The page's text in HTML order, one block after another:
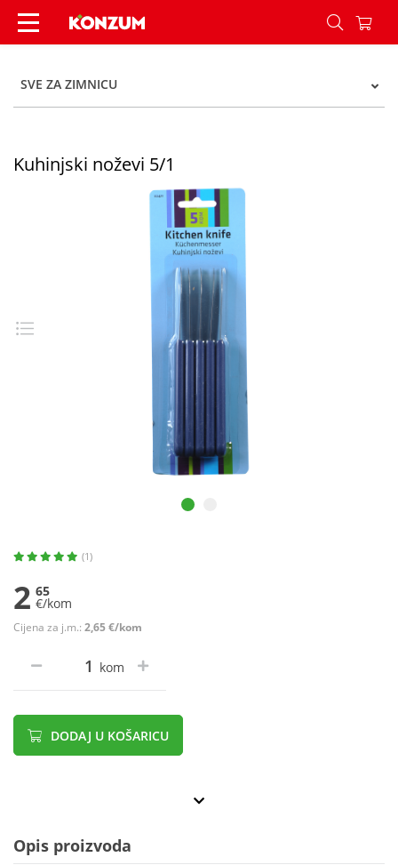
Kuhinjski noževi 5/1 - Konzum
SVE ZA ZIMNICU
Kuhinjski noževi 5/1
(1)
2 65
€/kom
Cijena za j.m.: 2,65 €/kom
kom
DODAJ U KOŠARICU
Opis proizvoda